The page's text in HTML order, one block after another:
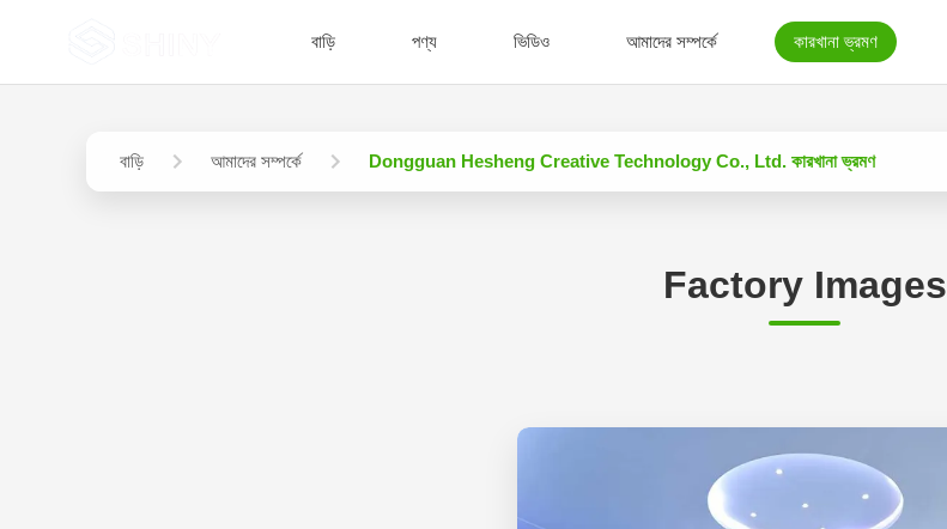
বাড়ি পণ্য ভিডিও আমাদের সম্পর্কে কারখানা ভ্রমণ
বাড়ি আমাদের সম্পর্কে Dongguan Hesheng Creative Technology Co., Ltd. কারখানা ভ্রমণ
Factory Images